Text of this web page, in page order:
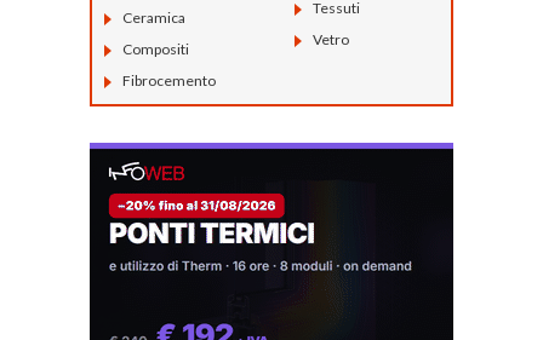
Ceramica
Compositi
Fibrocemento
Tessuti
Vetro